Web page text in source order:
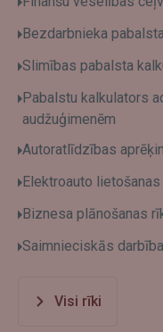
Bezdarbnieka
Slimības pabalsta
Pabalstu kalkulators
audžuģimenēm
Autoratlīdzības
Elektroauto
Biznesa plānošanas
Saimnieciskās
Visi rīki